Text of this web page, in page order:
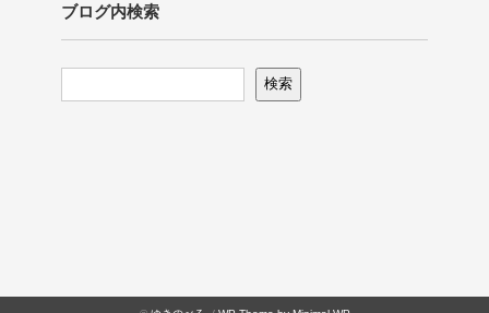
ブログ内検索
検索